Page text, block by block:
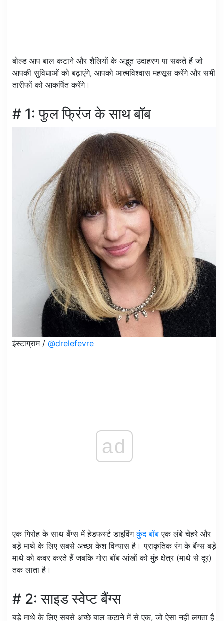
बोल्ड आप बाल कटाने और शैलियों के अद्भुत उदाहरण पा सकते हैं जो
आपकी सुविधाओं को बढ़ाएंगे, आपको आत्मविश्वास महसूस करेंगे और सभी
तारीफों को आकर्षित करेंगे।
# 1: फुल फ्रिंज के साथ बॉब
इंस्टाग्राम / @drelefevre
ad
एक गिरोह के साथ बैंग्स में हेडफर्स्ट डाइविंगकुंद बॉब एक लंबे चेहरे और
बड़े माथे के लिए सबसे अच्छा केश विन्यास है। प्राकृतिक रंग के बैंग्स बड़े
माथे को कवर करते हैं जबकि गोरा बॉब आंखों को मुंह क्षेत्र (माथे से दूर)
तक लाता है।
# 2: साइड स्वेप्ट बैंग्स
बड़े माथे के लिए सबसे अच्छे बाल कटाने में से एक, जो ऐसा नहीं लगता है